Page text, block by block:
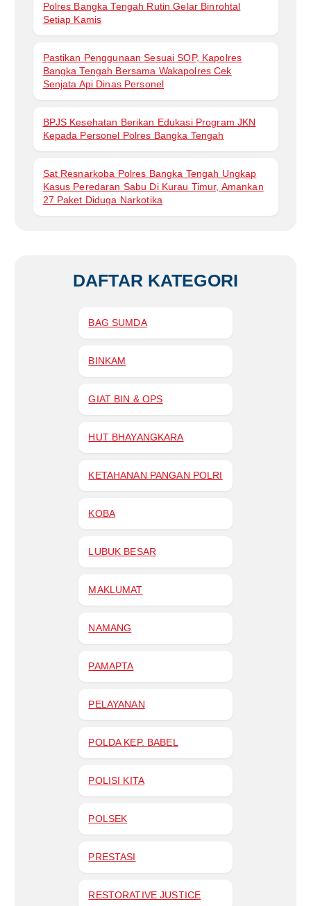
Polres Bangka Tengah Rutin Gelar Binrohtal
Setiap Kamis
Pastikan Penggunaan Sesuai SOP, Kapolres
Bangka Tengah Bersama Wakapolres Cek
Senjata Api Dinas Personel
BPJS Kesehatan Berikan Edukasi Program JKN
Kepada Personel Polres Bangka Tengah
Sat Resnarkoba Polres Bangka Tengah Ungkap
Kasus Peredaran Sabu Di Kurau Timur, Amankan
27 Paket Diduga Narkotika
DAFTAR KATEGORI
BAG SUMDA
BINKAM
GIAT BIN & OPS
HUT BHAYANGKARA
KETAHANAN PANGAN POLRI
KOBA
LUBUK BESAR
MAKLUMAT
NAMANG
PAMAPTA
PELAYANAN
POLDA KEP. BABEL
POLISI KITA
POLSEK
PRESTASI
RESTORATIVE JUSTICE